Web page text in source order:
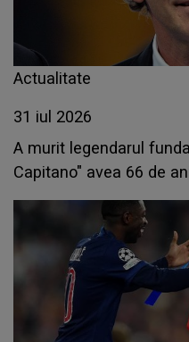
Actualitate
31 iul 2026
A murit legendarul
Capitano" avea 66 de